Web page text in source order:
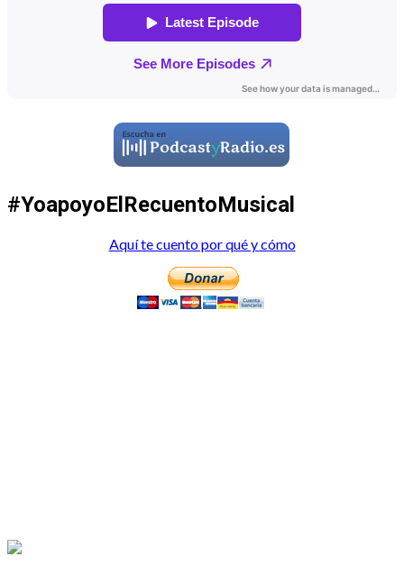
#YoapoyoElRecuentoMusical
Aquí te cuento por qué y cómo